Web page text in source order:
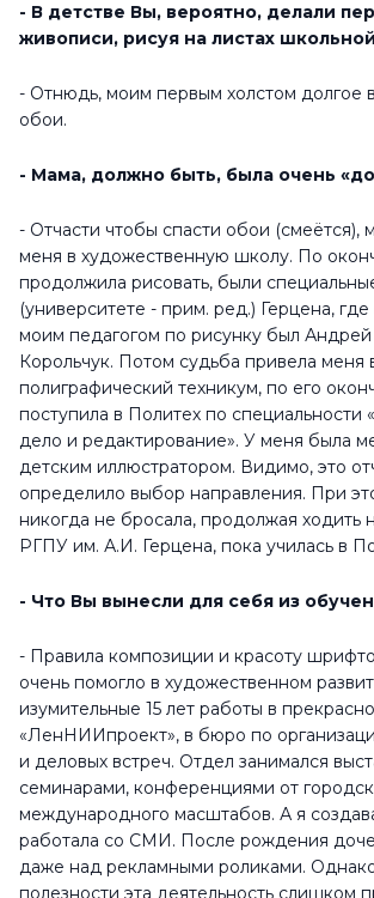
- В детстве Вы, вероятно, делали
живописи, рисуя на листах
- Отнюдь, моим первым холстом долгое
обои.
- Мама, должно быть, была очень
- Отчасти чтобы спасти обои (смеётся),
меня в художественную школу. По
продолжила рисовать, были
(университете - прим. ред.) Герцена,
моим педагогом по рисунку был
Корольчук. Потом судьба привела меня
полиграфический техникум, по его
поступила в Политех по специальности
дело и редактирование». У меня была
детским иллюстратором. Видимо, это
определило выбор направления. При
никогда не бросала, продолжая ходить
РГПУ им. А.И. Герцена, пока училась в
- Что Вы вынесли для себя из
- Правила композиции и красоту
очень помогло в художественном
изумительные 15 лет работы в
«ЛенНИИпроект», в бюро по
и деловых встреч. Отдел занимался
семинарами, конференциями от
международного масштабов. А я
работала со СМИ. После рождения
даже над рекламными роликами.
полезности эта деятельность слишком